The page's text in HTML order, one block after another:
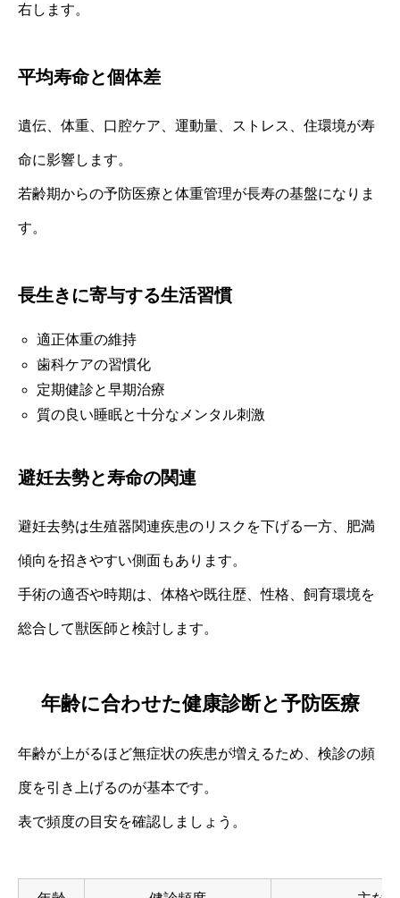
右します。
平均寿命と個体差
遺伝、体重、口腔ケア、運動量、ストレス、住環境が寿
命に影響します。
若齢期からの予防医療と体重管理が長寿の基盤になりま
す。
長生きに寄与する生活習慣
適正体重の維持
歯科ケアの習慣化
定期健診と早期治療
質の良い睡眠と十分なメンタル刺激
避妊去勢と寿命の関連
避妊去勢は生殖器関連疾患のリスクを下げる一方、肥満
傾向を招きやすい側面もあります。
手術の適否や時期は、体格や既往歴、性格、飼育環境を
総合して獣医師と検討します。
年齢に合わせた健康診断と予防医療
年齢が上がるほど無症状の疾患が増えるため、検診の頻
度を引き上げるのが基本です。
表で頻度の目安を確認しましょう。